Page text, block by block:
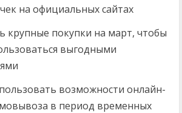
на официальных сайтах
крупные покупки на март, чтобы
выгодными
возможности онлайн-
в период временных